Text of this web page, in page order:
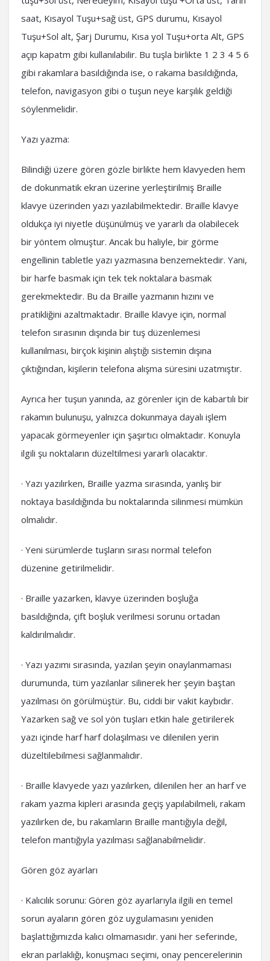
saat, Kısayol Tuşu+sağ üst, GPS durumu, Kısayol
Tuşu+Sol alt, Şarj Durumu, Kısa yol Tuşu+orta Alt, GPS
açıp kapatm gibi kullanılabilir. Bu tuşla birlikte 1 2 3 4 5 6
gibi rakamlara basıldığında ise, o rakama basıldığında,
telefon, navigasyon gibi o tuşun neye karşılık geldiği
söylenmelidir.
Yazı yazma:
Bilindiği üzere gören gözle birlikte hem klavyeden hem
de dokunmatik ekran üzerine yerleştirilmiş Braille
klavye üzerinden yazı yazılabilmektedir. Braille klavye
oldukça iyi niyetle düşünülmüş ve yararlı da olabilecek
bir yöntem olmuştur. Ancak bu haliyle, bir görme
engellinin tabletle yazı yazmasına benzemektedir. Yani,
bir harfe basmak için tek tek noktalara basmak
gerekmektedir. Bu da Braille yazmanın hızını ve
pratikliğini azaltmaktadır. Braille klavye için, normal
telefon sırasının dışında bir tuş düzenlemesi
kullanılması, birçok kişinin alıştığı sistemin dışına
çıktığından, kişilerin telefona alışma süresini uzatmıştır.
Ayrıca her tuşun yanında, az görenler için de kabartılı bir
rakamın bulunuşu, yalnızca dokunmaya dayalı işlem
yapacak görmeyenler için şaşırtıcı olmaktadır. Konuyla
ilgili şu noktaların düzeltilmesi yararlı olacaktır.
· Yazı yazılırken, Braille yazma sırasında, yanlış bir
noktaya basıldığında bu noktalarında silinmesi mümkün
olmalıdır.
· Yeni sürümlerde tuşların sırası normal telefon
düzenine getirilmelidir.
· Braille yazarken, klavye üzerinden boşluğa
basıldığında, çift boşluk verilmesi sorunu ortadan
kaldırılmalıdır.
· Yazı yazımı sırasında, yazılan şeyin onaylanmaması
durumunda, tüm yazılanlar silinerek her şeyin baştan
yazılması ön görülmüştür. Bu, ciddi bir vakit kaybıdır.
Yazarken sağ ve sol yön tuşları etkin hale getirilerek
yazı içinde harf harf dolaşılması ve dilenilen yerin
düzeltilebilmesi sağlanmalıdır.
· Braille klavyede yazı yazılırken, dilenilen her an harf ve
rakam yazma kipleri arasında geçiş yapılabilmeli, rakam
yazılırken de, bu rakamların Braille mantığıyla değil,
telefon mantığıyla yazılması sağlanabilmelidir.
Gören göz ayarları
· Kalıcılık sorunu: Gören göz ayarlarıyla ilgili en temel
sorun ayaların gören göz uygulamasını yeniden
başlattığımızda kalıcı olmamasıdır. yani her seferinde,
ekran parlaklığı, konuşmacı seçimi, onay pencerelerinin